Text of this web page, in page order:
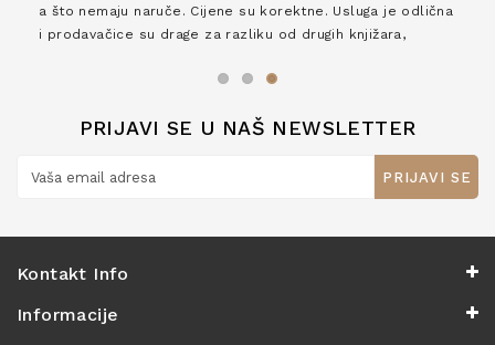
a što nemaju naruče. Cijene su korektne. Usluga je odlična
i prodavačice su drage za razliku od drugih knjižara,
PRIJAVI SE U NAŠ NEWSLETTER
PRIJAVI SE
Kontakt Info
Informacije